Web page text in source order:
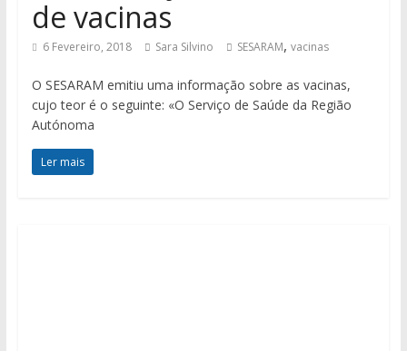
de vacinas
6 Fevereiro, 2018 Sara Silvino SESARAM, vacinas
O SESARAM emitiu uma informação sobre as vacinas,
cujo teor é o seguinte: «O Serviço de Saúde da Região
Autónoma
Ler mais